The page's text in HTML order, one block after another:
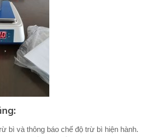
bì và thông báo chế độ trừ bì hiện hành.